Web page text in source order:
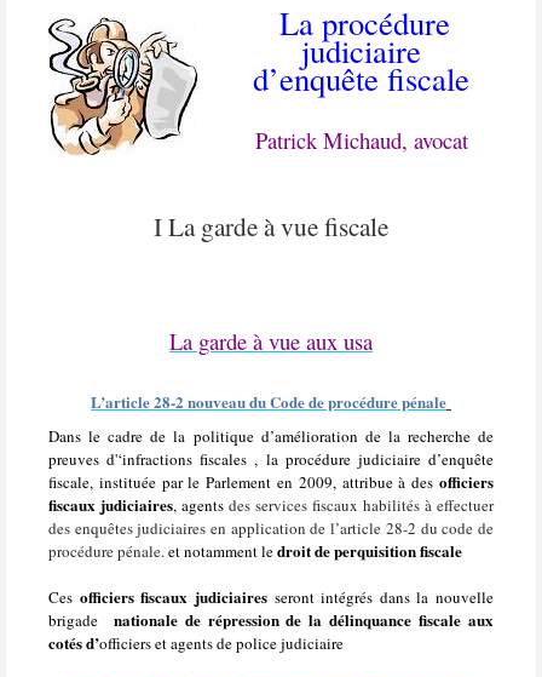
La procédure
judiciaire
d’enquête fiscale
Patrick Michaud, avocat
I La garde à vue fiscale
La garde à vue aux usa
L’article 28-2 nouveau du Code de procédure pénale
Dans le cadre de la politique d’amélioration de la recherche de
preuves d'‘infractions fiscales , la procédure judiciaire d’enquête
fiscale, instituée par le Parlement en 2009, attribue à des officiers
fiscaux judiciaires, agents des services fiscaux habilités à effectuer
des enquêtes judiciaires en application de l’article 28-2 du code de
procédure pénale.et notamment ledroit de perquisition fiscale
Ces officiers fiscaux judiciaires seront intégrés dans la nouvelle
brigade
nationale de répression de la délinquance fiscale aux
cotés d’officiers et agents de police judiciaire